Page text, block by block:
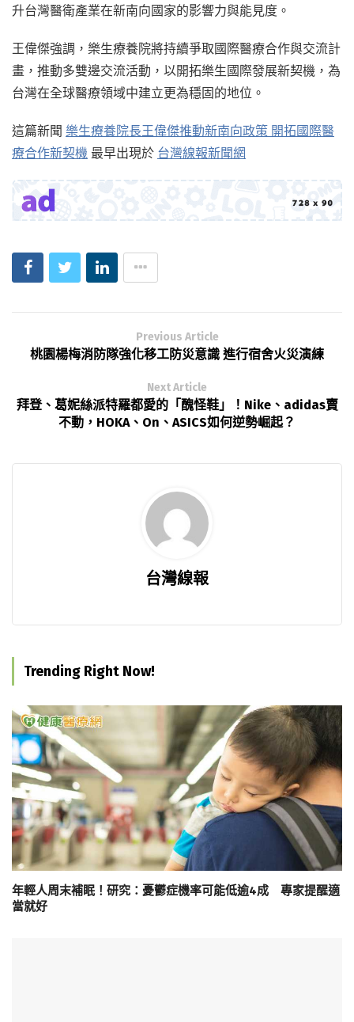
升台灣醫衛產業在新南向國家的影響力與能見度。
王偉傑強調，樂生療養院將持續爭取國際醫療合作與交流計
畫，推動多雙邊交流活動，以開拓樂生國際發展新契機，為
台灣在全球醫療領域中建立更為穩固的地位。
這篇新聞 樂生療養院長王偉傑推動新南向政策 開拓國際醫
療合作新契機 最早出現於 台灣線報新聞網
Previous Article
桃園楊梅消防隊強化移工防災意識 進行宿舍火災演練
Next Article
拜登、葛妮絲派特羅都愛的「醜怪鞋」！Nike、adidas賣
不動，HOKA、On、ASICS如何逆勢崛起？
台灣線報
Trending Right Now!
年輕人周末補眠！研究：憂鬱症機率可能低逾4成 專家提醒適
當就好